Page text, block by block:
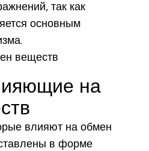
так как
основным
на
влияют на обмен
в форме